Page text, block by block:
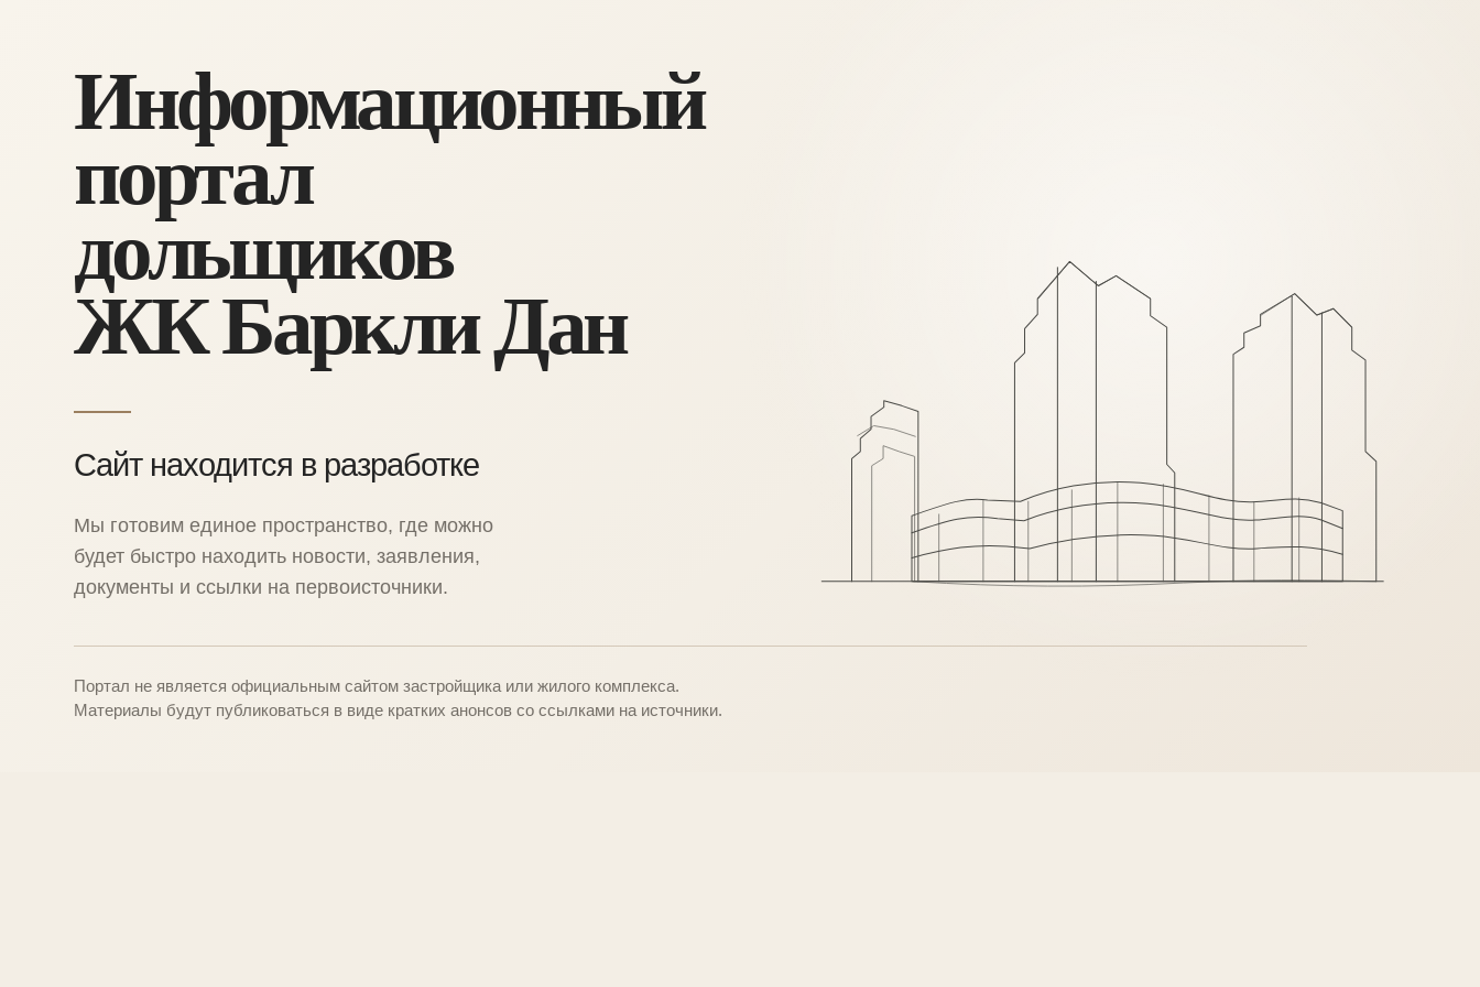
Информационный
портал
дольщиков
ЖК Баркли Дан
Сайт находится в разработке
Мы готовим единое пространство, где можно
будет быстро находить новости, заявления,
документы и ссылки на первоисточники.
Портал не является официальным сайтом застройщика или жилого комплекса.
Материалы будут публиковаться в виде кратких анонсов со ссылками на источники.